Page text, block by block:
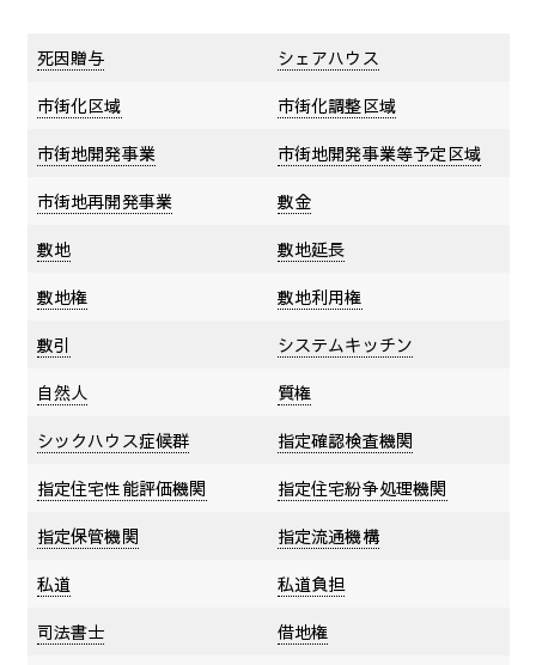
死因贈与
シェアハウス
市街化区域
市街化調整区域
市街地開発事業
市街地開発事業等予定区域
市街地再開発事業
敷金
敷地
敷地延長
敷地権
敷地利用権
敷引
システムキッチン
自然人
質権
シックハウス症候群
指定確認検査機関
指定住宅性能評価機関
指定住宅紛争処理機関
指定保管機関
指定流通機構
私道
私道負担
司法書士
借地権